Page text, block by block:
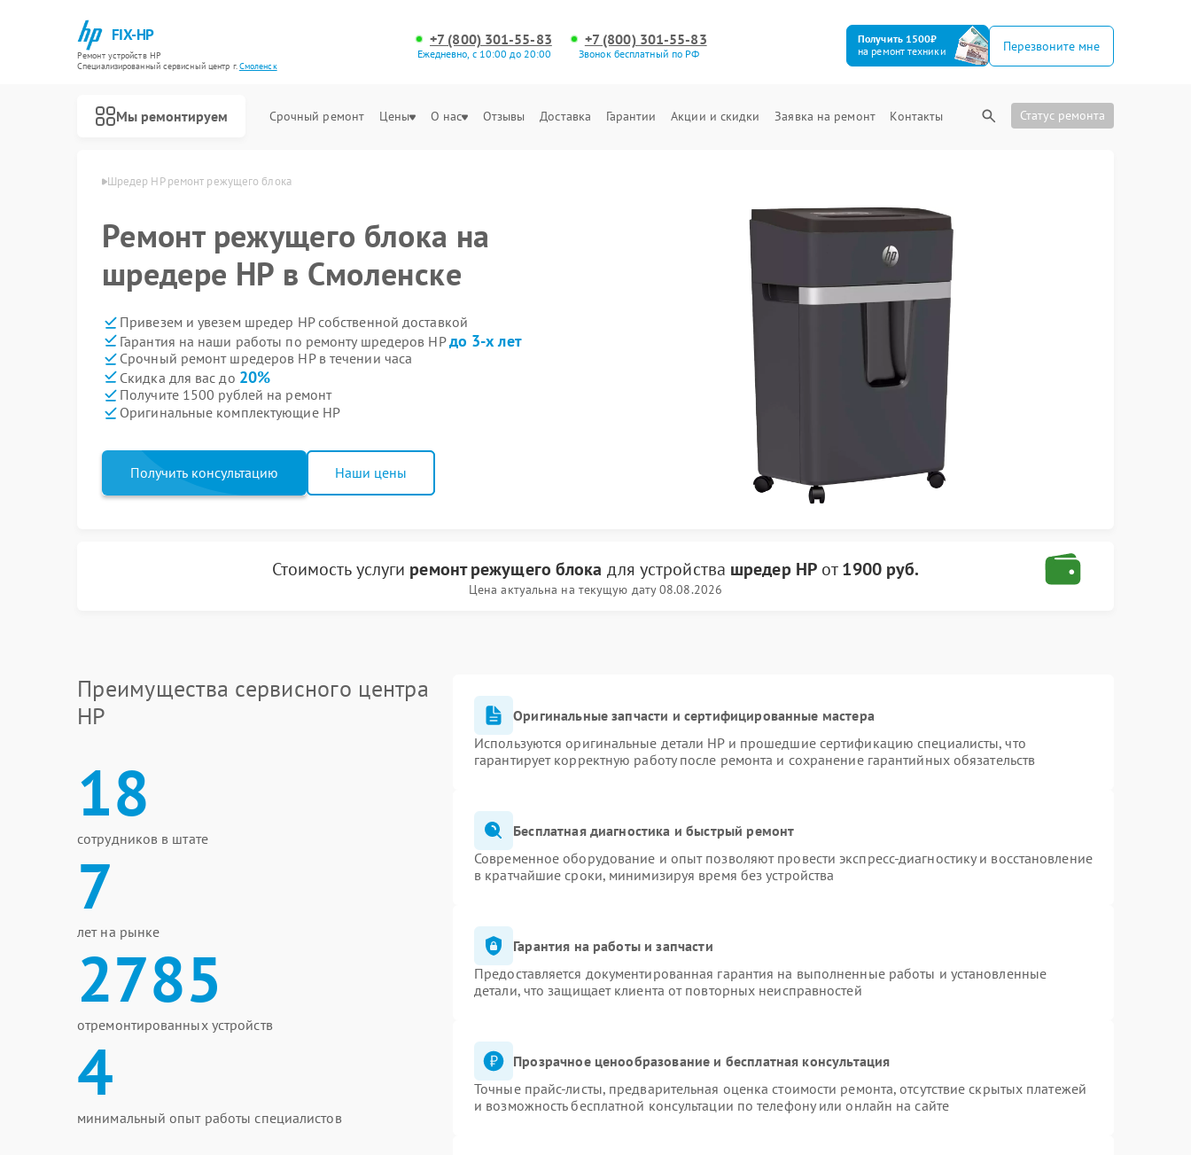
FIX-HP
Ремонт устройств HP
Специализированный cервисный центр г.Смоленск
+7 (800) 301-55-83
Ежедневно, с 10:00 до 20:00
+7 (800) 301-55-83
Звонок бесплатный по РФ
Получить 1500₽
на ремонт техники
Перезвоните мне
Мы ремонтируем Срочный ремонт Цены О нас Отзывы Доставка Гарантии Акции и скидки Заявка на ремонт Контакты Статус ремонта
Шредер HP ремонт режущего блока
Ремонт режущего блока на
шредере HP в Смоленске
Привезем и увезем шредер HP собственной доставкой
Гарантия на наши работы по ремонту шредеров HPдо 3-х лет
Срочный ремонт шредеров HP в течении часа
Скидка для вас до 20%
Получите 1500 рублей на ремонт
Оригинальные комплектующие HP
Получить консультацию Наши цены
Стоимость услуги ремонт режущего блока для устройства шредер HP от1900 руб.
Цена актуальна на текущую дату 08.08.2026
Преимущества сервисного центра
HP
18
сотрудников в штате
7
лет на рынке
2785
отремонтированных устройств
4
минимальный опыт работы специалистов
Оригинальные запчасти и сертифицированные мастера
Используются оригинальные детали HP и прошедшие сертификацию специалисты, что
гарантирует корректную работу после ремонта и сохранение гарантийных обязательств
Бесплатная диагностика и быстрый ремонт
Современное оборудование и опыт позволяют провести экспресс-диагностику и восстановление
в кратчайшие сроки, минимизируя время без устройства
Гарантия на работы и запчасти
Предоставляется документированная гарантия на выполненные работы и установленные
детали, что защищает клиента от повторных неисправностей
Прозрачное ценообразование и бесплатная консультация
Точные прайс-листы, предварительная оценка стоимости ремонта, отсутствие скрытых платежей
и возможность бесплатной консультации по телефону или онлайн на сайте